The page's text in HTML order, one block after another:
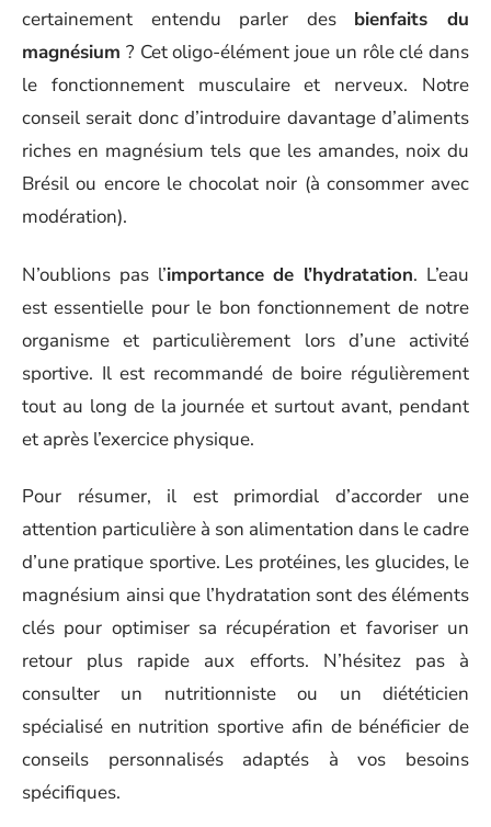
certainement entendu parler des bienfaits du
magnésium ? Cet oligo-élément joue un rôle clé dans
le fonctionnement musculaire et nerveux. Notre
conseil serait donc d’introduire davantage d’aliments
riches en magnésium tels que les amandes, noix du
Brésil ou encore le chocolat noir (à consommer avec
modération).
N’oublions pas l’importance de l’hydratation. L’eau
est essentielle pour le bon fonctionnement de notre
organisme et particulièrement lors d’une activité
sportive. Il est recommandé de boire régulièrement
tout au long de la journée et surtout avant, pendant
et après l’exercice physique.
Pour résumer, il est primordial d’accorder une
attention particulière à son alimentation dans le cadre
d’une pratique sportive. Les protéines, les glucides, le
magnésium ainsi que l’hydratation sont des éléments
clés pour optimiser sa récupération et favoriser un
retour plus rapide aux efforts. N’hésitez pas à
consulter un nutritionniste ou un diététicien
spécialisé en nutrition sportive afin de bénéficier de
conseils personnalisés adaptés à vos besoins
spécifiques.